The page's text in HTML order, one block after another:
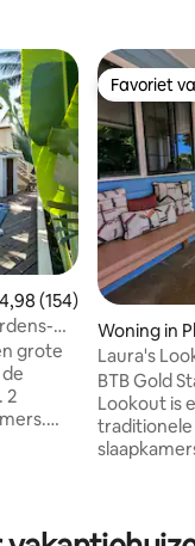
beoordeling
4,98 (154)
grote
minuut
Favoriet
Favoriet
Woning in
Laura's
Placencia!
BTB Gold
Lookout is
traditionele
veranda. De tuin is omheind met 2 lokale